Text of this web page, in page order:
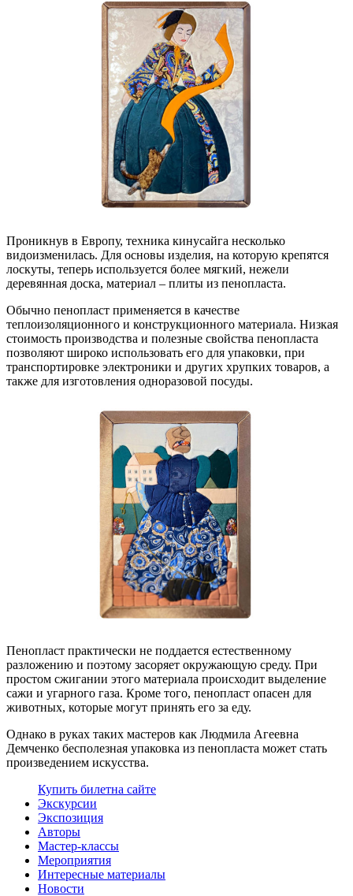
Проникнув в Европу, техника кинусайга несколько
видоизменилась. Для основы изделия, на которую крепятся
лоскуты, теперь используется более мягкий, нежели
деревянная доска, материал – плиты из пенопласта.
Обычно пенопласт применяется в качестве
теплоизоляционного и конструкционного материала. Низкая
стоимость производства и полезные свойства пенопласта
позволяют широко использовать его для упаковки, при
транспортировке электроники и других хрупких товаров, а
также для изготовления одноразовой посуды.
Пенопласт практически не поддается естественному
разложению и поэтому засоряет окружающую среду. При
простом сжигании этого материала происходит выделение
сажи и угарного газа. Кроме того, пенопласт опасен для
животных, которые могут принять его за еду.
Однако в руках таких мастеров как Людмила Агеевна
Демченко бесполезная упаковка из пенопласта может стать
произведением искусства.
Купить билетна сайте
Экскурсии
Экспозиция
Авторы
Мастер-классы
Мероприятия
Интересные материалы
Новости